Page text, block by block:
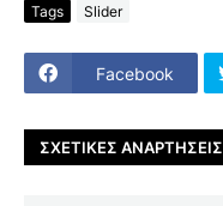
Tags Slider
Facebook
ΣΧΕΤΙΚΈΣ ΑΝΑΡΤΉΣΕΙΣ